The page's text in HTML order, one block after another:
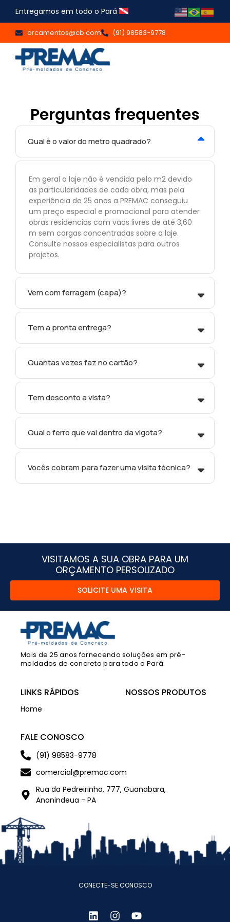
Entregamos em todo o Pará
orcamentos@cb.com (91) 98583-9778
Perguntas frequentes
Qual é o valor do metro quadrado?
Em geral a laje não é vendida pelo m2 devido
as particularidades de cada obra, mas pela
experiência de 25 anos a PREMAC conseguiu
um preço especial e promocional para atender
obras residencias com vãos livres de até 3,60
m sem cargas concentradas sobre a laje.
Consulte nossos especialistas para outros
projetos.
Vem com ferragem (capa)?
Tem a pronta entrega?
Quantas vezes faz no cartão?
Tem desconto a vista?
Qual o ferro que vai dentro da vigota?
Vocês cobram para fazer uma visita técnica?
VISITAMOS A SUA OBRA PARA UM
ORÇAMENTO PERSOLIZADO
SOLICITE UMA VISITA
Mais de 25 anos fornecendo soluções em pré-
moldados de concreto para todo o Pará.
LINKS RÁPIDOS
Home
NOSSOS PRODUTOS
FALE CONOSCO
(91) 98583-9778
comercial@premac.com
Rua da Pedreirinha, 777, Guanabara,
Ananindeua - PA
CONECTE-SE CONOSCO